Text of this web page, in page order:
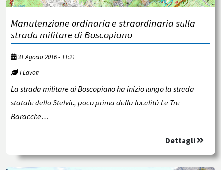
Manutenzione ordinaria e straordinaria sulla
strada militare di Boscopiano
31 Agosto 2016 - 11:21
I Lavori
La strada militare di Boscopiano ha inizio lungo la strada
statale dello Stelvio, poco prima della località Le Tre
Baracche…
Dettagli